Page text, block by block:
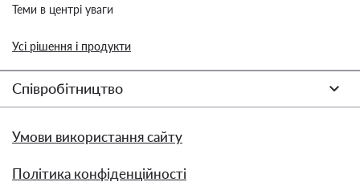
Теми в центрі уваги
Усі рішення і продукти
Співробітництво
Умови використання сайту
Політика конфіденційності